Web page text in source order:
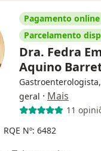
Pagamento online
Parcelamento
Dra. Fedra
Aquino
geral · Mais
11
RQE Nº: 6482